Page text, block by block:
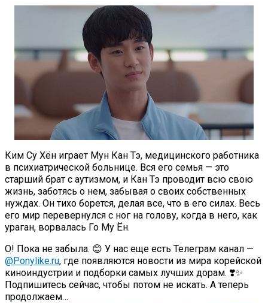
Ким Су Хён играет Мун Кан Тэ, медицинского работника
в психиатрической больнице. Вся его семья — это
старший брат с аутизмом, и Кан Тэ проводит всю свою
жизнь, заботясь о нем, забывая о своих собственных
нуждах. Он тихо борется, делая все, что в его силах. Весь
его мир перевернулся с ног на голову, когда в него, как
ураган, ворвалась Го Му Ён.
О! Пока не забыла. 😊 У нас еще есть Телеграм канал —
@Ponylike.ru, где появляются новости из мира корейской
киноиндустрии и подборки самых лучших дорам. ❣️✨
Подпишитесь сейчас, чтобы потом не искать. А теперь
продолжаем…